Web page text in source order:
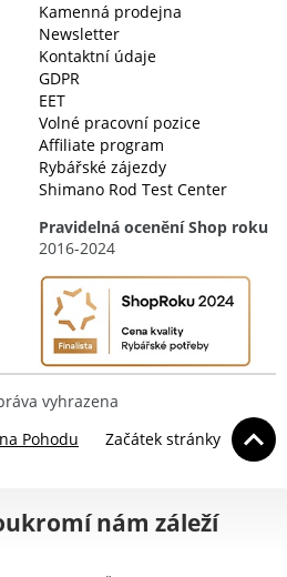
Kamenná prodejna
Newsletter
Kontaktní údaje
GDPR
EET
Volné pracovní pozice
Affiliate program
Rybářské zájezdy
Shimano Rod Test Center
Pravidelná ocenění Shop roku
2016-2024
vyhrazena
Pohodu
Začátek stránky
nám záleží